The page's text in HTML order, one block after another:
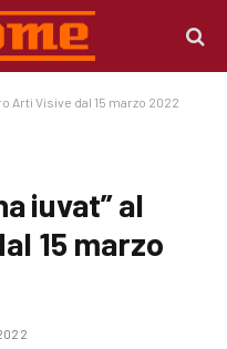
Arti Visive dal 15 marzo 2022
iuvat” al
15 marzo